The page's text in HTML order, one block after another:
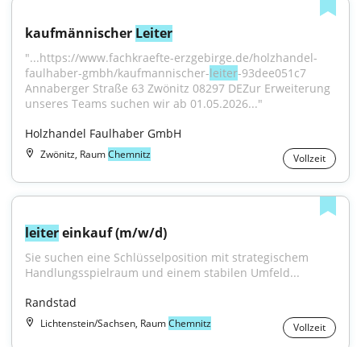
kaufmännischer Leiter
"...https://www.fachkraefte-erzgebirge.de/holzhandel-
faulhaber-gmbh/kaufmannischer-leiter-93dee051c7
Annaberger Straße 63 Zwönitz 08297 DEZur Erweiterung
unseres Teams suchen wir ab 01.05.2026..."
Holzhandel Faulhaber GmbH
Zwönitz, RaumChemnitz Vollzeit
leiter einkauf (m/w/d)
Sie suchen eine Schlüsselposition mit strategischem
Handlungsspielraum und einem stabilen Umfeld...
Randstad
Lichtenstein/Sachsen, RaumChemnitz Vollzeit